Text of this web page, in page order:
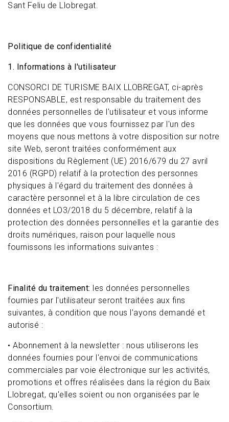
Sant Feliu de Llobregat.
Politique de confidentialité
1. Informations à l'utilisateur
CONSORCI DE TURISME BAIX LLOBREGAT, ci-après
RESPONSABLE, est responsable du traitement des
données personnelles de l'utilisateur et vous informe
que les données que vous fournissez par l'un des
moyens que nous mettons à votre disposition sur notre
site Web, seront traitées conformément aux
dispositions du Règlement (UE) 2016/679 du 27 avril
2016 (RGPD) relatif à la protection des personnes
physiques à l'égard du traitement des données à
caractère personnel et à la libre circulation de ces
données et LO3/2018 du 5 décembre, relatif à la
protection des données personnelles et la garantie des
droits numériques, raison pour laquelle nous
fournissons les informations suivantes :
Finalité du traitement: les données personnelles
fournies par l'utilisateur seront traitées aux fins
suivantes, à condition que nous l'ayons demandé et
autorisé :
• Abonnement à la newsletter : nous utiliserons les
données fournies pour l'envoi de communications
commerciales par voie électronique sur les activités,
promotions et offres réalisées dans la région du Baix
Llobregat, qu'elles soient ou non organisées par le
Consortium.